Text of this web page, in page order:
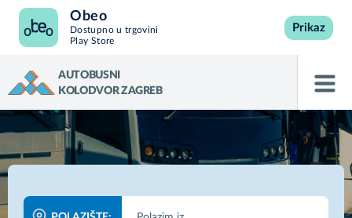
Obeo
Dostupno u trgovini
Play Store
Prikaz
AUTOBUSNI
KOLODVOR ZAGREB